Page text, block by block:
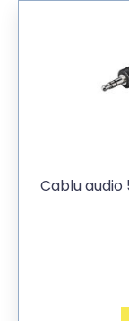
Cablu